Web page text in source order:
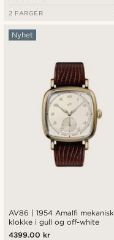
2 FARGER
AV86 | 1954 Amalfi mekanisk
klokke i gull og off-white
Nyhet
4399.00 kr